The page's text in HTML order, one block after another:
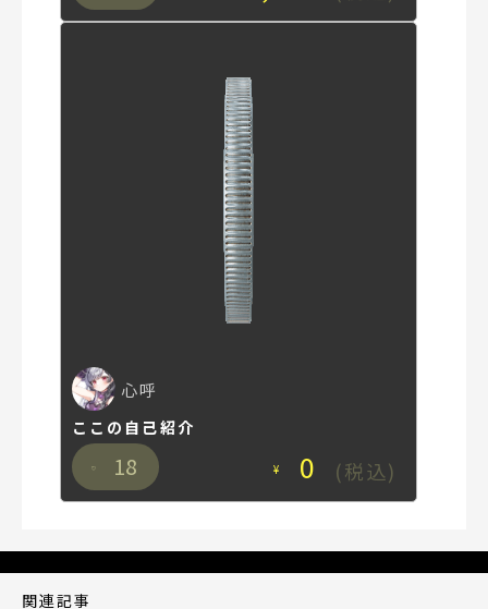
心呼
ここの自己紹介
18 ¥ 0 (税込)
関連記事